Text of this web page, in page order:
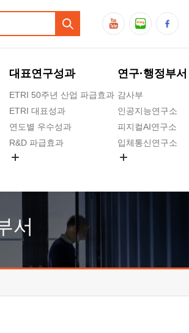
대표연구성과
ETRI 50주년 산업 파급효과
ETRI 대표성과
연도별 우수성과
R&D 파급효과
연구·행정부서
감사부
인공지능연구소
피지컬AI연구소
입체통신연구소
호남권연구본부
기획본부
서